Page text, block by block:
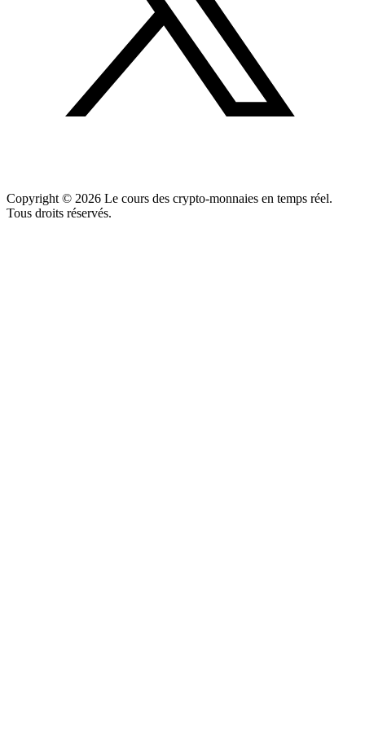
Copyright © 2026 Le cours des crypto-monnaies en temps réel.
Tous droits réservés.